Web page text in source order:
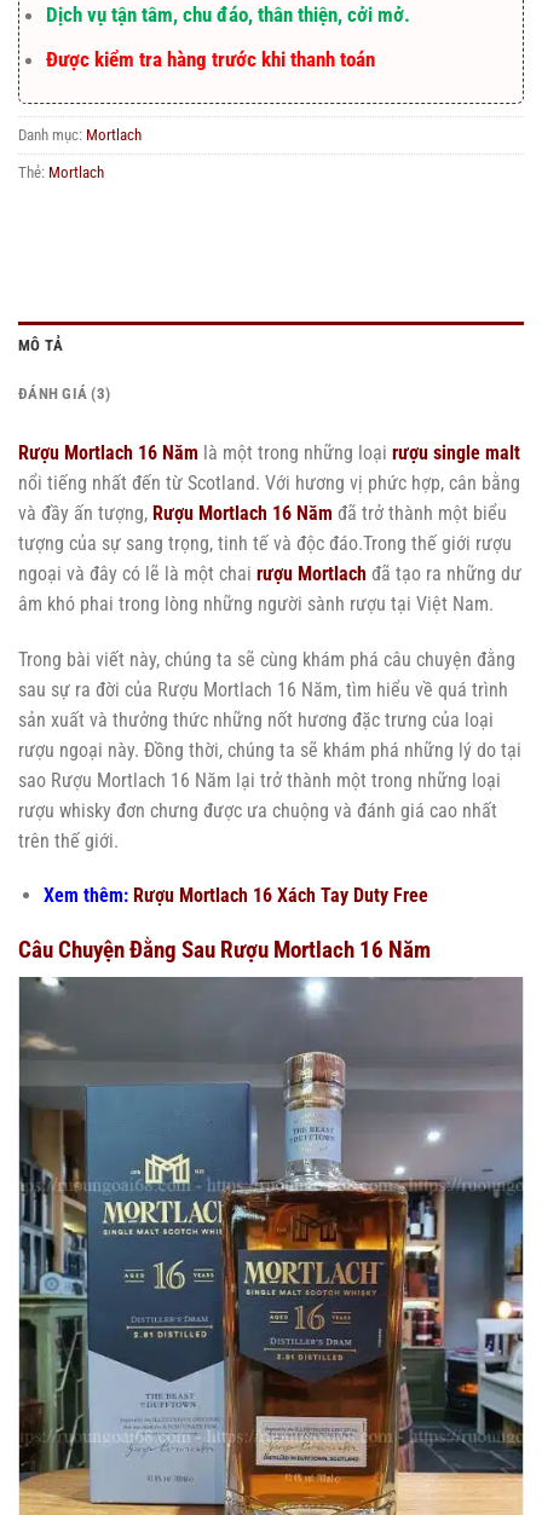
Dịch vụ tận tâm, chu đáo, thân thiện, cởi mở.
Được kiểm tra hàng trước khi thanh toán
Danh mục: Mortlach
Thẻ: Mortlach
MÔ TẢ
ĐÁNH GIÁ (3)
Rượu Mortlach 16 Năm là một trong những loại rượu single malt
nổi tiếng nhất đến từ Scotland. Với hương vị phức hợp, cân bằng
và đầy ấn tượng, Rượu Mortlach 16 Năm đã trở thành một biểu
tượng của sự sang trọng, tinh tế và độc đáo.Trong thế giới rượu
ngoại và đây có lẽ là một chai rượu Mortlach đã tạo ra những dư
âm khó phai trong lòng những người sành rượu tại Việt Nam.
Trong bài viết này, chúng ta sẽ cùng khám phá câu chuyện đằng
sau sự ra đời của Rượu Mortlach 16 Năm, tìm hiểu về quá trình
sản xuất và thưởng thức những nốt hương đặc trưng của loại
rượu ngoại này. Đồng thời, chúng ta sẽ khám phá những lý do tại
sao Rượu Mortlach 16 Năm lại trở thành một trong những loại
rượu whisky đơn chưng được ưa chuộng và đánh giá cao nhất
trên thế giới.
Xem thêm: Rượu Mortlach 16 Xách Tay Duty Free
Câu Chuyện Đằng Sau Rượu Mortlach 16 Năm